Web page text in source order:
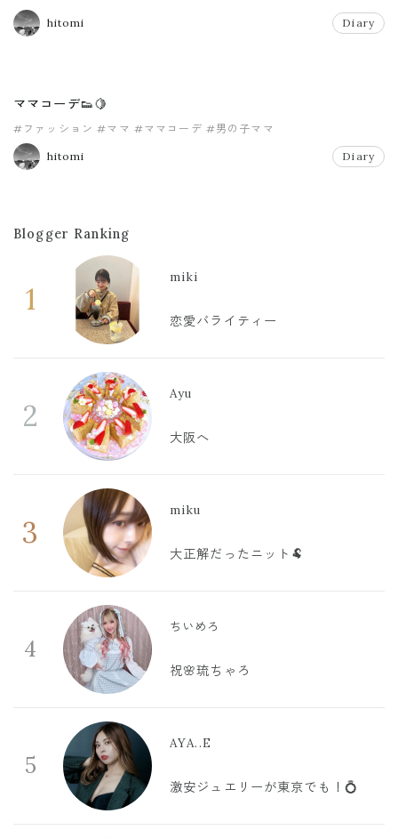
hitomi Diary
ママコーデ👟🍋
#ファッション #ママ #ママコーデ #男の子ママ
hitomi Diary
Blogger Ranking
1
miki
恋愛バライティー
2
Ayu
大阪へ
3
miku
大正解だったニット🐏
4
ちいめろ
祝🌸琉ちゃろ
5
AYA..E
激安ジュエリーが東京でも！💍